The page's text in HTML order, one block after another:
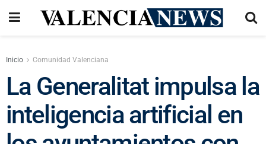
Inicio Comunidad Valenciana
La Generalitat impulsa la
inteligencia artificial en